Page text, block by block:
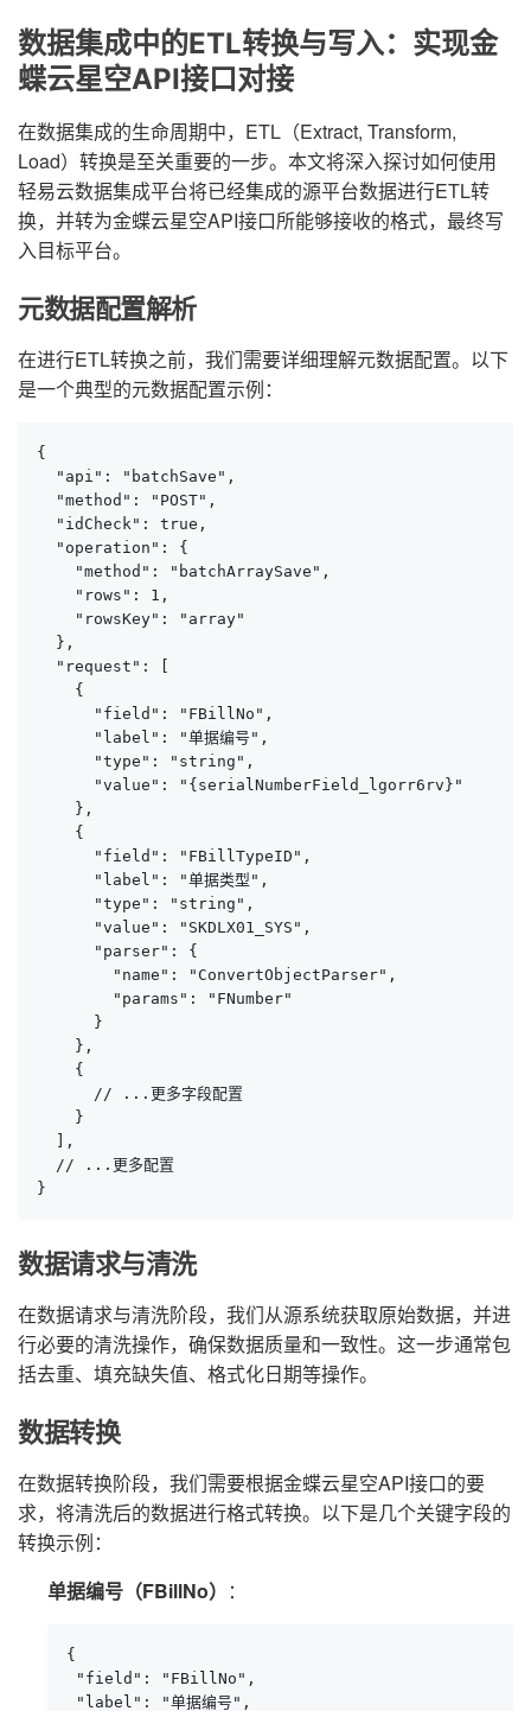
数据集成中的ETL转换与写入：实现金
蝶云星空API接口对接
在数据集成的生命周期中，ETL（Extract, Transform,
Load）转换是至关重要的一步。本文将深入探讨如何使用
轻易云数据集成平台将已经集成的源平台数据进行ETL转
换，并转为金蝶云星空API接口所能够接收的格式，最终写
入目标平台。
元数据配置解析
在进行ETL转换之前，我们需要详细理解元数据配置。以下
是一个典型的元数据配置示例：
{
  "api": "batchSave",
  "method": "POST",
  "idCheck": true,
  "operation": {
    "method": "batchArraySave",
    "rows": 1,
    "rowsKey": "array"
  },
  "request": [
    {
      "field": "FBillNo",
      "label": "单据编号",
      "type": "string",
      "value": "{serialNumberField_lgorr6rv}"
    },
    {
      "field": "FBillTypeID",
      "label": "单据类型",
      "type": "string",
      "value": "SKDLX01_SYS",
      "parser": {
        "name": "ConvertObjectParser",
        "params": "FNumber"
      }
    },
    {
      // ...更多字段配置
    }
  ],
  // ...更多配置
}
数据请求与清洗
在数据请求与清洗阶段，我们从源系统获取原始数据，并进
行必要的清洗操作，确保数据质量和一致性。这一步通常包
括去重、填充缺失值、格式化日期等操作。
数据转换
在数据转换阶段，我们需要根据金蝶云星空API接口的要
求，将清洗后的数据进行格式转换。以下是几个关键字段的
转换示例：
单据编号（FBillNo） ：
{
"field": "FBillNo",
"label": "单据编号",